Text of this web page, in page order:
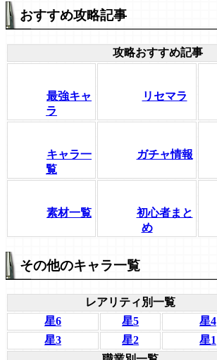
おすすめ攻略記事
攻略おすすめ記事
最強キャ
ラ
リセマラ
キャラ一
覧
ガチャ情報
素材一覧
初心者まと
め
その他のキャラ一覧
レアリティ別一覧
星6
星5
星4
星3
星2
星1